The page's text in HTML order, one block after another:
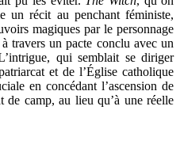
un récit au penchant féministe,
magiques par le personnage
travers un pacte conclu avec un
qui semblait se diriger
et de l’Église catholique
en concédant l’ascension de
de camp, au lieu qu’à une réelle